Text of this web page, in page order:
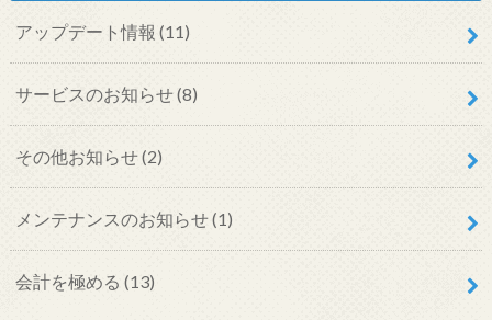
アップデート情報 (11)
サービスのお知らせ(8)
その他お知らせ(2)
メンテナンスのお知らせ(1)
会計を極める (13)